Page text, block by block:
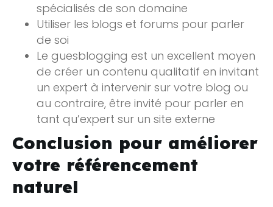
spécialisés de son domaine
Utiliser les blogs et forums pour parler
de soi
Le guesblogging est un excellent moyen
de créer un contenu qualitatif en invitant
un expert à intervenir sur votre blog ou
au contraire, être invité pour parler en
tant qu’expert sur un site externe
Conclusion pour améliorer
votre référencement
naturel